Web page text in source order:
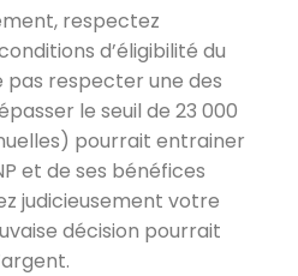
respectez
d’éligibilité du
pas respecter une des
le seuil de 23 000
pourrait entrainer
et de ses bénéfices
judicieusement votre
décision pourrait